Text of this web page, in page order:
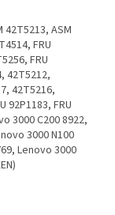
42T5213, ASM
FRU
FRU
42T5212,
42T5216,
92P1183, FRU
3000 C200 8922,
3000 N100
Lenovo 3000